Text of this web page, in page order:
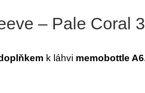
– Pale Coral
k láhvi memobottle